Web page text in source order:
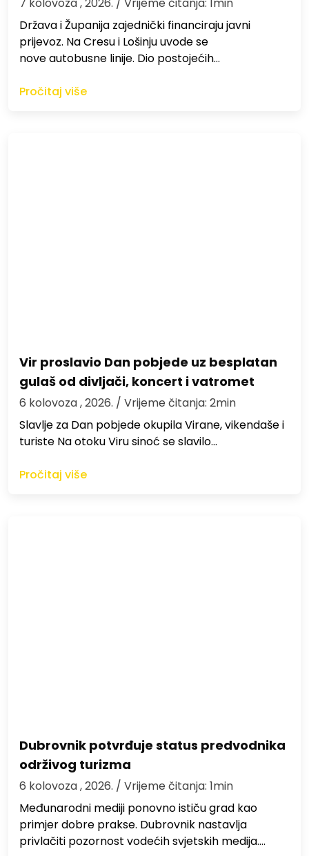
Država i Županija zajednički financiraju javni
prijevoz. Na Cresu i Lošinju uvode se
nove autobusne linije. Dio postojećih…
Pročitaj više
Vir proslavio Dan pobjede uz besplatan
gulaš od divljači, koncert i vatromet
6 kolovoza , 2026. / Vrijeme čitanja: 2min
Slavlje za Dan pobjede okupila Virane, vikendaše i
turiste Na otoku Viru sinoć se slavilo…
Pročitaj više
Dubrovnik potvrđuje status predvodnika
održivog turizma
6 kolovoza , 2026. / Vrijeme čitanja: 1min
Međunarodni mediji ponovno ističu grad kao
primjer dobre prakse. Dubrovnik nastavlja
privlačiti pozornost vodećih svjetskih medija.…